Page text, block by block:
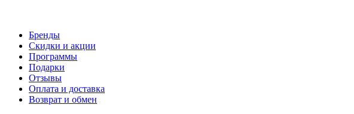
Бренды
Скидки и акции
Программы
Подарки
Отзывы
Оплата и доставка
Возврат и обмен